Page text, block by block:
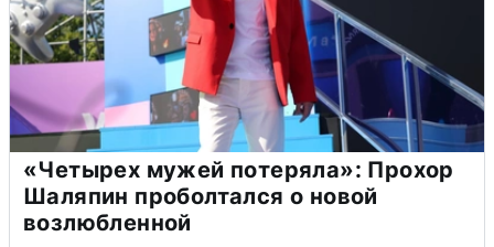
«Четырех мужей потеряла»: Прохор
Шаляпин проболтался о новой
возлюбленной